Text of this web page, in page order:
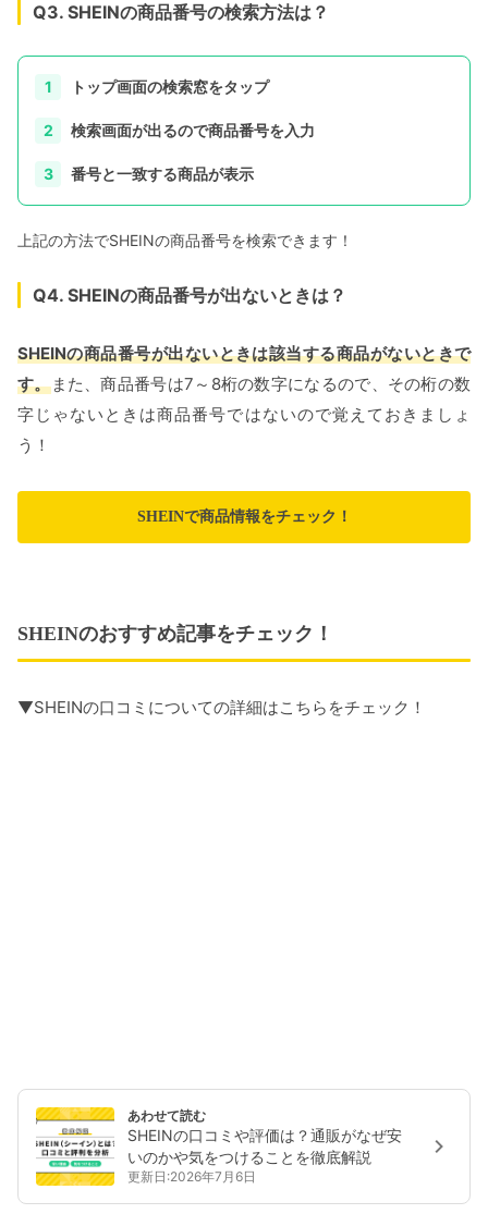
Q3. SHEINの商品番号の検索方法は？
トップ画面の検索窓をタップ
検索画面が出るので商品番号を入力
番号と一致する商品が表示
上記の方法でSHEINの商品番号を検索できます！
Q4. SHEINの商品番号が出ないときは？
SHEINの商品番号が出ないときは該当する商品がないときで
す。また、商品番号は7～8桁の数字になるので、その桁の数
字じゃないときは商品番号ではないので覚えておきましょ
う！
SHEINで商品情報をチェック！
SHEINのおすすめ記事をチェック！
▼SHEINの口コミについての詳細はこちらをチェック！
あわせて読む
SHEINの口コミや評価は？通販がなぜ安
いのかや気をつけることを徹底解説
更新日:2026年7月6日